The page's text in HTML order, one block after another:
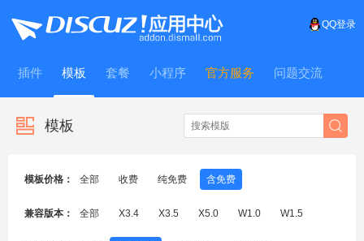
QQ登录
插件 模板 套餐 小程序 官方服务 问题交流
WitFrame
模板
模板价格： 全部 收费 纯免费 含免费
兼容版本： 全部 X3.4 X3.5 X5.0 W1.0 W1.5